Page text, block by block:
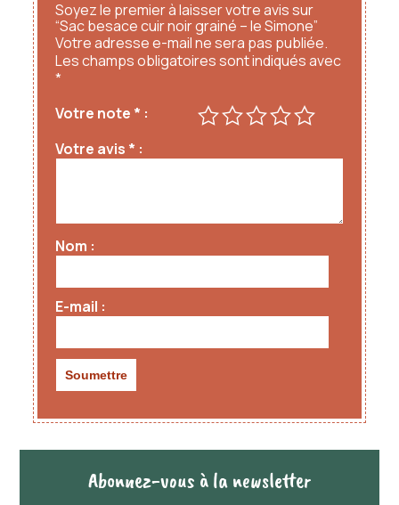
Soyez le premier à laisser votre avis sur
“Sac besace cuir noir grainé – le Simone”
Votre adresse e-mail ne sera pas publiée.
Les champs obligatoires sont indiqués avec
*
Votre note *
Votre avis *
Nom
E-mail
Abonnez-vous à la newsletter